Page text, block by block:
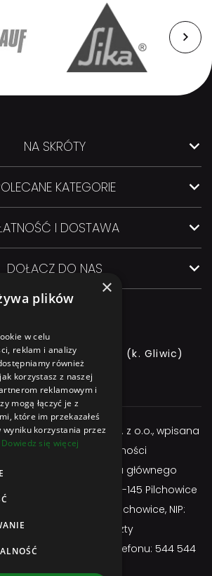
NA SKRÓTY
KATEGORIE
I DOSTAWA
DOŁĄCZ DO NAS
44-145 PILCHOWICE (k. Gliwic)
544 544 064
jest firma Atexbud Sp. z o.o., wpisana
i Informacji o Działalności
adres miejsca głównego
ul. Gliwicka 3; 44-145 Pilchowice
Gliwicka 3; 44-145 Pilchowice, NIP:
524963750, adres poczty
, numer telefonu: 544 544
×
plików
w celu
reklam i analizy
również
korzystasz z naszej
reklamowym i
mogą łączyć je z
które im przekazałeś
korzystania przez
Dowiedz się więcej